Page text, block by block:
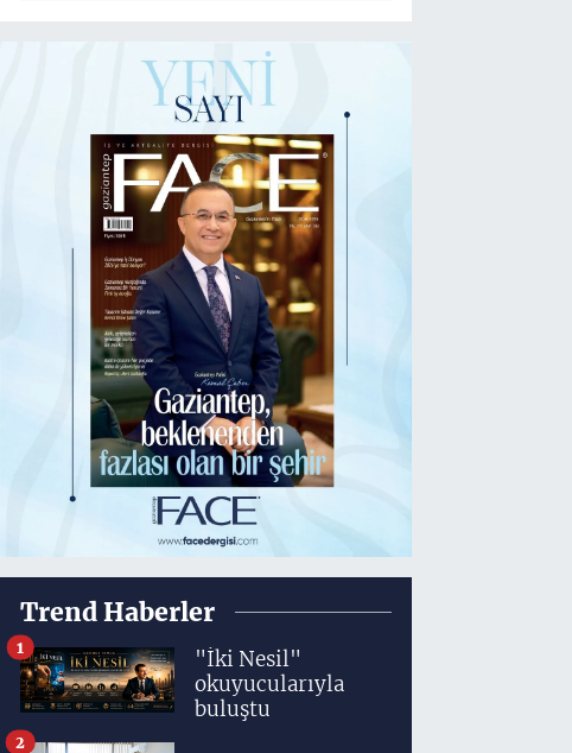
Trend Haberler
"İki Nesil"
okuyucularıyla
buluştu
1
2